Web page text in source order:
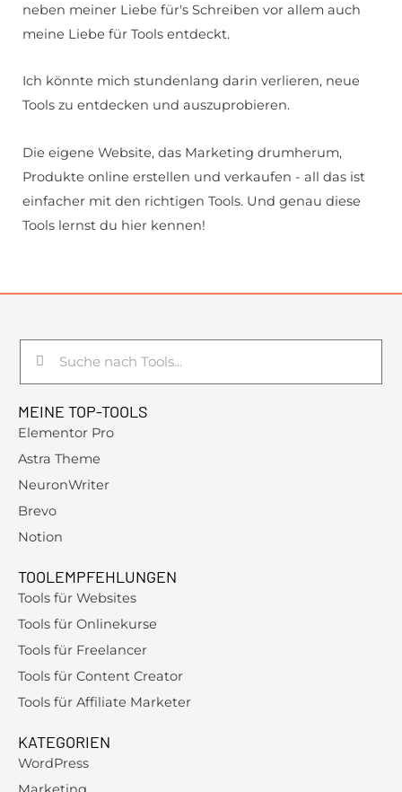
neben meiner Liebe für's Schreiben vor allem auch
meine Liebe für Tools entdeckt.
Ich könnte mich stundenlang darin verlieren, neue
Tools zu entdecken und auszuprobieren.
Die eigene Website, das Marketing drumherum,
Produkte online erstellen und verkaufen - all das ist
einfacher mit den richtigen Tools. Und genau diese
Tools lernst du hier kennen!
MEINE TOP-TOOLS
Elementor Pro
Astra Theme
NeuronWriter
Brevo
Notion
TOOLEMPFEHLUNGEN
Tools für Websites
Tools für Onlinekurse
Tools für Freelancer
Tools für Content Creator
Tools für Affiliate Marketer
KATEGORIEN
WordPress